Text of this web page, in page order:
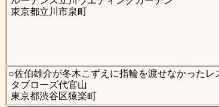
東京都立川市泉町
○佐伯雄介が冬木こずえに指輪を渡せなかったレ
タブローズ代官山
東京都渋谷区猿楽町